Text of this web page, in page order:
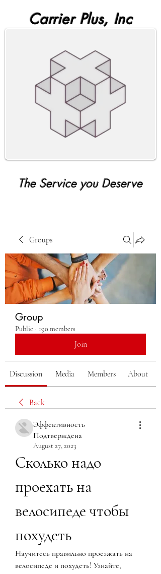
Carrier Plus, Inc
The Service you Deserve
Groups
Group
Public · 190 members
Join
Discussion Media Members About
Back
Эффективность
Подтверждена
August 27, 2023
Сколько надо
проехать на
велосипеде чтобы
похудеть
Научитесь правильно проезжать на
велосипеде и похудеть! Узнайте,